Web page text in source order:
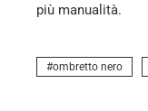
più manualità.
ombretto nero